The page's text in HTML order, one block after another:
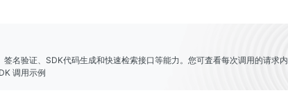
名验证、SDK代码生成和快速检索接口等能力。您可査看每次调用的请求内
调用示例